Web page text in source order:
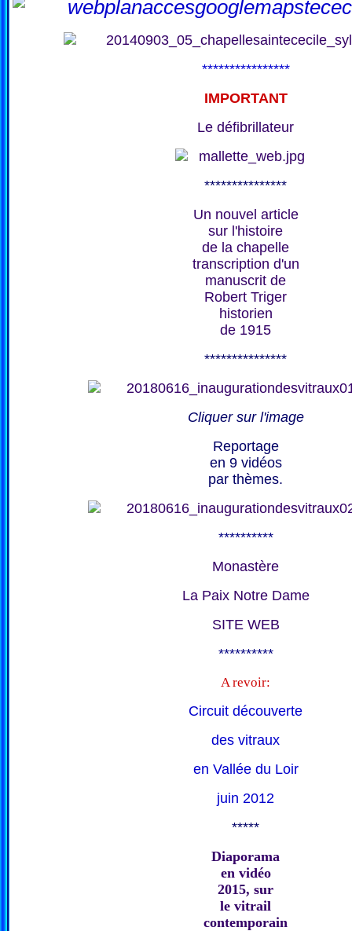
****************
IMPORTANT
Le défibrillateur
***************
Un nouvel article
sur l'histoire
de la chapelle
transcription d'un
manuscrit de
Robert Triger
historien
de 1915
***************
Cliquer sur l'image
Reportage
en 9 vidéos
par thèmes.
**********
Monastère
La Paix Notre Dame
SITE WEB
**********
A revoir:
Circuit découverte
des vitraux
en Vallée du Loir
juin 2012
*****
Diaporama
en vidéo
2015, sur
le vitrail
contemporain